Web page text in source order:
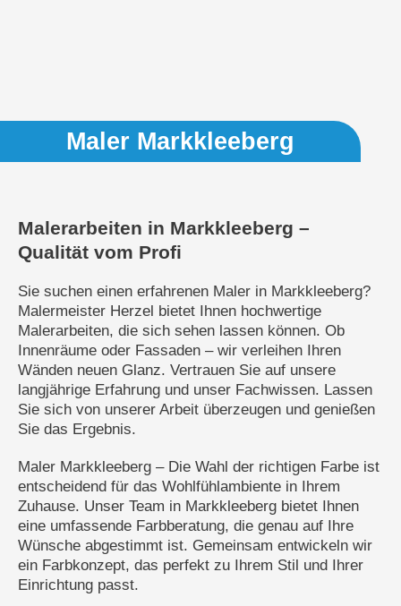
Maler Markkleeberg
Malerarbeiten in Markkleeberg –
Qualität vom Profi
Sie suchen einen erfahrenen Maler in Markkleeberg?
Malermeister Herzel bietet Ihnen hochwertige
Malerarbeiten, die sich sehen lassen können. Ob
Innenräume oder Fassaden – wir verleihen Ihren
Wänden neuen Glanz. Vertrauen Sie auf unsere
langjährige Erfahrung und unser Fachwissen. Lassen
Sie sich von unserer Arbeit überzeugen und genießen
Sie das Ergebnis.
Maler Markkleeberg – Die Wahl der richtigen Farbe ist
entscheidend für das Wohlfühlambiente in Ihrem
Zuhause. Unser Team in Markkleeberg bietet Ihnen
eine umfassende Farbberatung, die genau auf Ihre
Wünsche abgestimmt ist. Gemeinsam entwickeln wir
ein Farbkonzept, das perfekt zu Ihrem Stil und Ihrer
Einrichtung passt.